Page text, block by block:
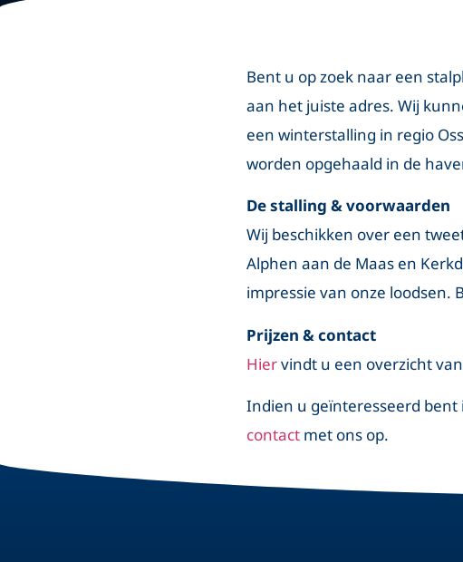
Bent u op zoek naar een
aan het juiste adres. Wij
een winterstalling in regio
worden opgehaald in de
De stalling & voorwaarden
Wij beschikken over een
Alphen aan de Maas en
impressie van onze loodsen.
Prijzen & contact
Hiervindt u een overzicht
Indien u geïnteresseerd
contact met ons op.